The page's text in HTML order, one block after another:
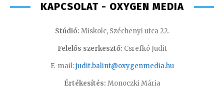
KAPCSOLAT - OXYGEN MEDIA
Stúdió: Miskolc, Széchenyi utca 22.
Felelős szerkesztő: Csrefkó Judit
E-mail:judit.balint@oxygenmedia.hu
Értékesítés: Monoczki Mária